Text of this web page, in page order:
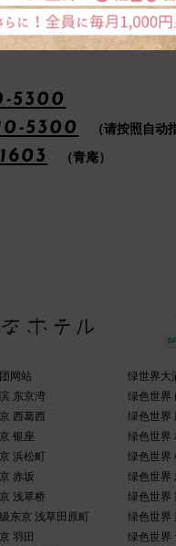
同时预订机票・
5300
5300
（请按照自动
（青庵）
网站
东京湾
西葛西
银座
浜松町
赤坂
浅草桥
东京 浅草田原町
羽田
绿世界大
绿色世界
绿色世界
绿色世界
绿色世界
绿色世界
绿色世界
绿色世界
绿色世界